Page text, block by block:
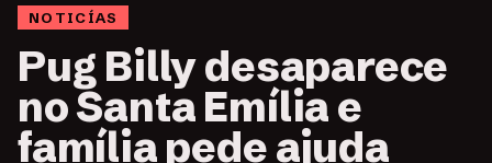
NOTICÍAS
Pug Billy desaparece
no Santa Emília e
família pede ajuda